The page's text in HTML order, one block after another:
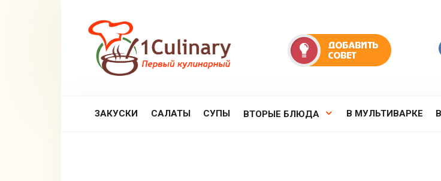
ЗАКУСКИ САЛАТЫ СУПЫ ВТОРЫЕ БЛЮДА В МУЛЬТИВАРКЕ